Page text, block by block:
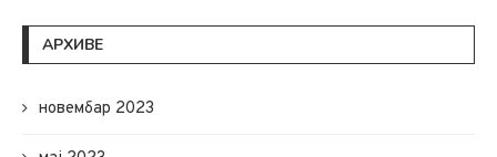
АРХИВЕ
новембар 2023